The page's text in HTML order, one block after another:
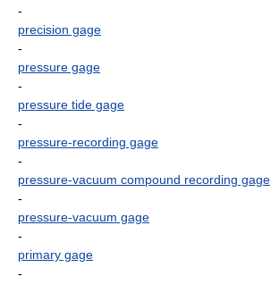
-
precision gage
-
pressure gage
-
pressure tide gage
-
pressure-recording gage
-
pressure-vacuum compound recording gage
-
pressure-vacuum gage
-
primary gage
-